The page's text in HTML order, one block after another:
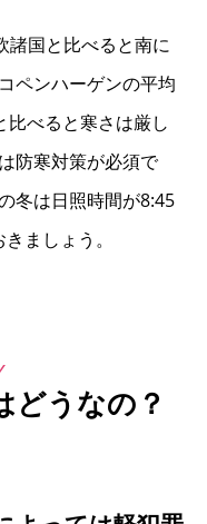
諸国と比べると南に
ペンハーゲンの平均
べると寒さは厳し
防寒対策が必須で
冬は日照時間が8:45
ましょう。
どうなの？